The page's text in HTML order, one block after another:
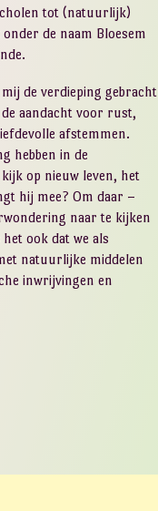
tot (natuurlijk)
de naam Bloesem
de verdieping gebracht
aandacht voor rust,
afstemmen.
hebben in de
op nieuw leven, het
hij mee? Om daar –
naar te kijken
ook dat we als
natuurlijke middelen
inwrijvingen en